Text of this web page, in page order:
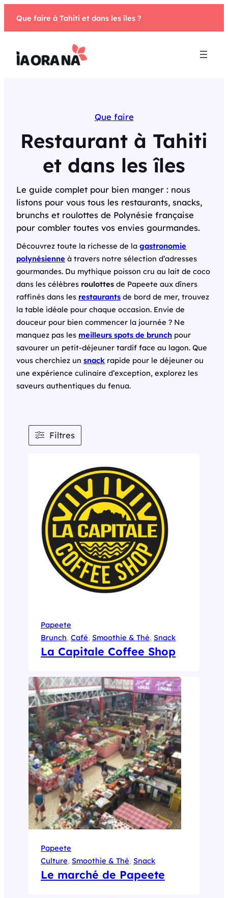
Que faire à Tahiti et dans les îles ?
Que faire
Restaurant à Tahiti
et dans les îles
Le guide complet pour bien manger : nous
listons pour vous tous les restaurants, snacks,
brunchs et roulottes de Polynésie française
pour combler toutes vos envies gourmandes.
Découvrez toute la richesse de la gastronomie
polynésienne à travers notre sélection d’adresses
gourmandes. Du mythique poisson cru au lait de coco
dans les célèbres roulottes de Papeete aux dîners
raffinés dans les restaurants de bord de mer, trouvez
la table idéale pour chaque occasion. Envie de
douceur pour bien commencer la journée ? Ne
manquez pas les meilleurs spots de brunch pour
savourer un petit-déjeuner tardif face au lagon. Que
vous cherchiez un snack rapide pour le déjeuner ou
une expérience culinaire d’exception, explorez les
saveurs authentiques du fenua.
Papeete
Brunch, Café, Smoothie & Thé, Snack
La Capitale Coffee Shop
Papeete
Culture, Smoothie & Thé, Snack
Le marché de Papeete
Filtres